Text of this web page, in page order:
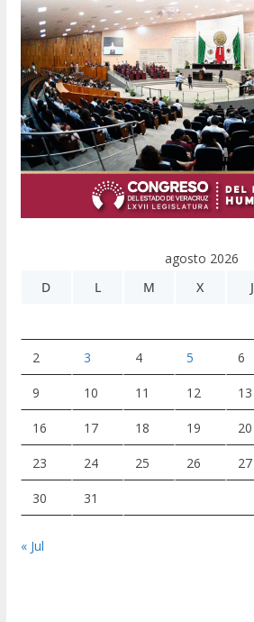
agosto 2026
D
L M X J
2 3 4 5 6
9 10 11 12 13
16 17 18 19 20
23 24 25 26 27
30 31
« Jul